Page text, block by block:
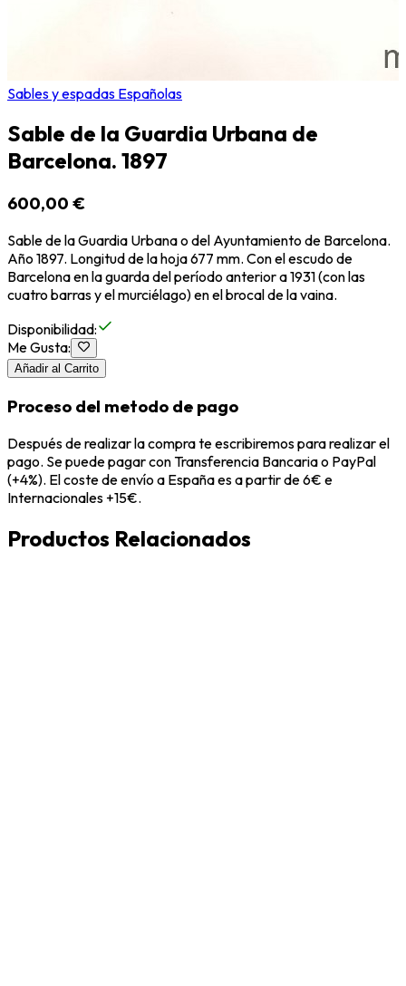
Sables y espadas Españolas
Sable de la Guardia Urbana de
Barcelona. 1897
600,00 €
Sable de la Guardia Urbana o del Ayuntamiento de Barcelona.
Año 1897. Longitud de la hoja 677 mm. Con el escudo de
Barcelona en la guarda del período anterior a 1931 (con las
cuatro barras y el murciélago) en el brocal de la vaina.
Disponibilidad:
Me Gusta:
Añadir al Carrito
Proceso del metodo de pago
Después de realizar la compra te escribiremos para realizar el
pago. Se puede pagar con Transferencia Bancaria o PayPal
(+4%). El coste de envío a España es a partir de 6€ e
Internacionales +15€.
Productos Relacionados